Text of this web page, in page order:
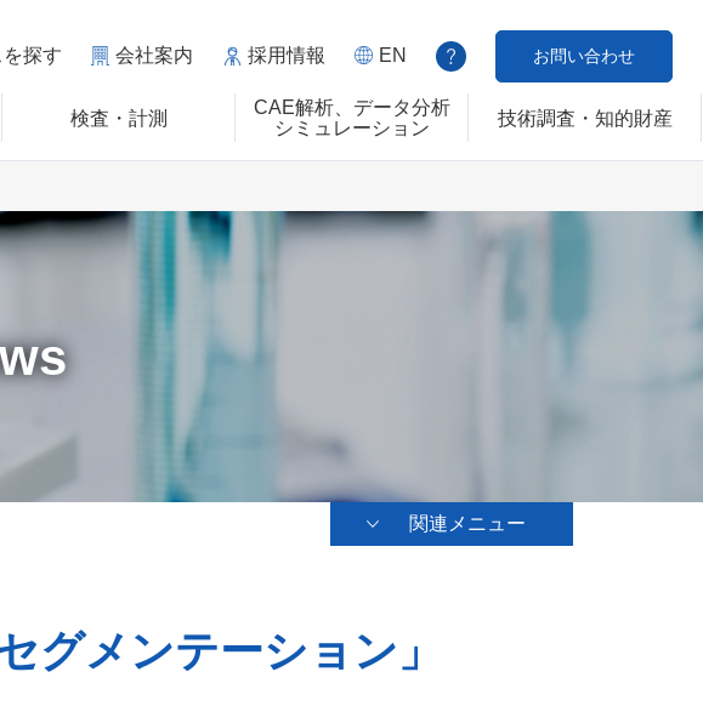
検査・計測
CAE解析、データ分析
シミュレーション
技術調査・知的財産
探す 会社案内 採用情報 EN お問い合わせ
関連メニュー
グメンテーション」